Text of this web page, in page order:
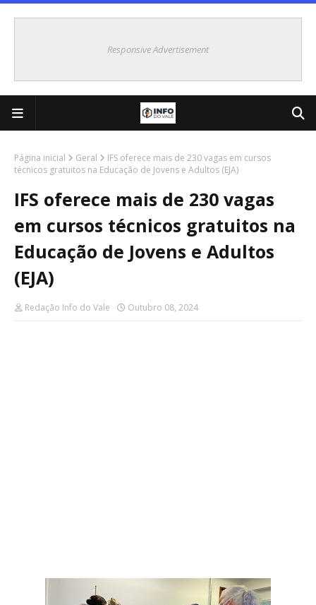
Responsive Advertisement
Página inicial Geral
IFS oferece mais de 230 vagas em cursos
técnicos gratuitos na Educação de Jovens e Adultos (EJA)
IFS oferece mais de 230 vagas
em cursos técnicos gratuitos na
Educação de Jovens e Adultos
(EJA)
Redação Info do Vale Outubro 08, 2024